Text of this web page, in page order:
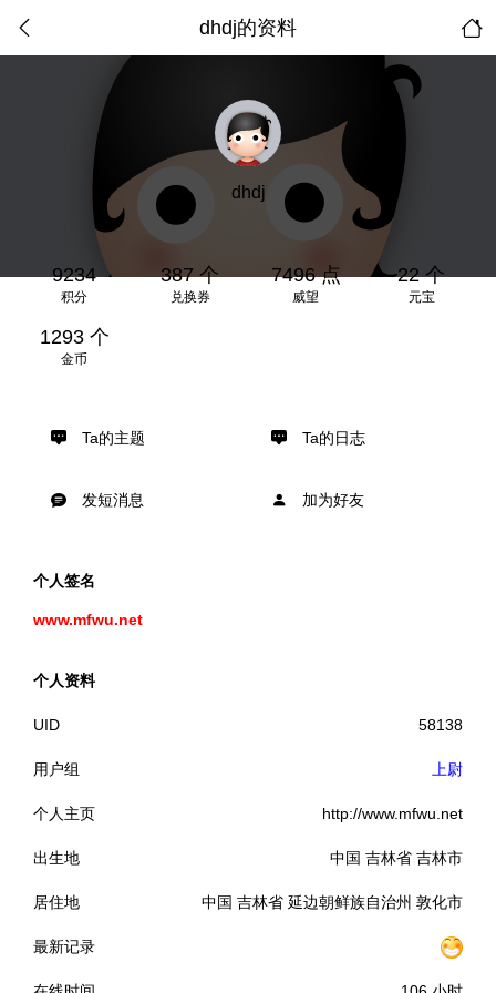
dhdj的资料
dhdj
9234
积分
387 个
兑换券
7496 点
威望
22 个
元宝
1293 个
金币
Ta的主题 Ta的日志
发短消息 加为好友
个人签名
www.mfwu.net
个人资料
UID 58138
用户组 上尉
个人主页 http://www.mfwu.net
出生地 中国 吉林省 吉林市
居住地 中国 吉林省 延边朝鲜族自治州 敦化市
最新记录